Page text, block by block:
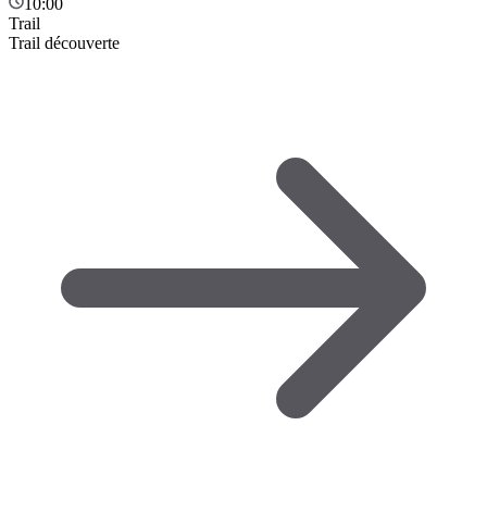
Trail
Trail découverte